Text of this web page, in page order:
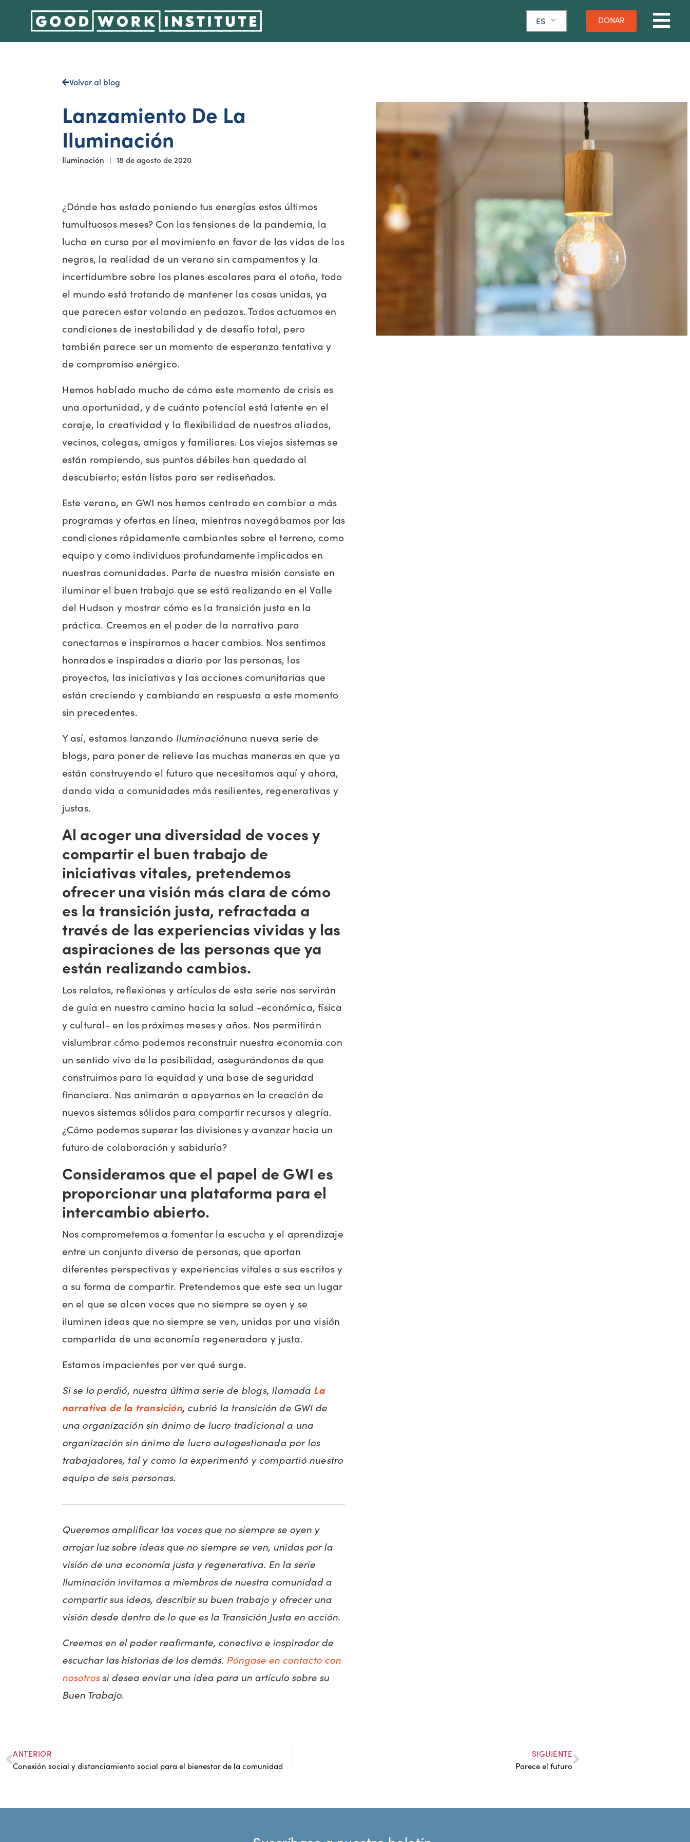
ES DONAR
Volver al blog
Lanzamiento De La
Iluminación
Iluminación | 18 de agosto de 2020
¿Dónde has estado poniendo tus energías estos últimos
tumultuosos meses? Con las tensiones de la pandemia, la
lucha en curso por el movimiento en favor de las vidas de los
negros, la realidad de un verano sin campamentos y la
incertidumbre sobre los planes escolares para el otoño, todo
el mundo está tratando de mantener las cosas unidas, ya
que parecen estar volando en pedazos. Todos actuamos en
condiciones de inestabilidad y de desafío total, pero
también parece ser un momento de esperanza tentativa y
de compromiso enérgico.
Hemos hablado mucho de cómo este momento de crisis es
una oportunidad, y de cuánto potencial está latente en el
coraje, la creatividad y la flexibilidad de nuestros aliados,
vecinos, colegas, amigos y familiares. Los viejos sistemas se
están rompiendo, sus puntos débiles han quedado al
descubierto; están listos para ser rediseñados.
Este verano, en GWI nos hemos centrado en cambiar a más
programas y ofertas en línea, mientras navegábamos por las
condiciones rápidamente cambiantes sobre el terreno, como
equipo y como individuos profundamente implicados en
nuestras comunidades. Parte de nuestra misión consiste en
iluminar el buen trabajo que se está realizando en el Valle
del Hudson y mostrar cómo es la transición justa en la
práctica. Creemos en el poder de la narrativa para
conectarnos e inspirarnos a hacer cambios. Nos sentimos
honrados e inspirados a diario por las personas, los
proyectos, las iniciativas y las acciones comunitarias que
están creciendo y cambiando en respuesta a este momento
sin precedentes.
Y así, estamos lanzando Iluminaciónuna nueva serie de
blogs, para poner de relieve las muchas maneras en que ya
están construyendo el futuro que necesitamos aquí y ahora,
dando vida a comunidades más resilientes, regenerativas y
justas.
Al acoger una diversidad de voces y
compartir el buen trabajo de
iniciativas vitales, pretendemos
ofrecer una visión más clara de cómo
es la transición justa, refractada a
través de las experiencias vividas y las
aspiraciones de las personas que ya
están realizando cambios.
Los relatos, reflexiones y artículos de esta serie nos servirán
de guía en nuestro camino hacia la salud -económica, física
y cultural- en los próximos meses y años. Nos permitirán
vislumbrar cómo podemos reconstruir nuestra economía con
un sentido vivo de la posibilidad, asegurándonos de que
construimos para la equidad y una base de seguridad
financiera. Nos animarán a apoyarnos en la creación de
nuevos sistemas sólidos para compartir recursos y alegría.
¿Cómo podemos superar las divisiones y avanzar hacia un
futuro de colaboración y sabiduría?
Consideramos que el papel de GWI es
proporcionar una plataforma para el
intercambio abierto.
Nos comprometemos a fomentar la escucha y el aprendizaje
entre un conjunto diverso de personas, que aportan
diferentes perspectivas y experiencias vitales a sus escritos y
a su forma de compartir. Pretendemos que este sea un lugar
en el que se alcen voces que no siempre se oyen y se
iluminen ideas que no siempre se ven, unidas por una visión
compartida de una economía regeneradora y justa.
Estamos impacientes por ver qué surge.
Si se lo perdió, nuestra última serie de blogs, llamada La
narrativa de la transición, cubrió la transición de GWI de
una organización sin ánimo de lucro tradicional a una
organización sin ánimo de lucro autogestionada por los
trabajadores, tal y como la experimentó y compartió nuestro
equipo de seis personas.
Queremos amplificar las voces que no siempre se oyen y
arrojar luz sobre ideas que no siempre se ven, unidas por la
visión de una economía justa y regenerativa. En la serie
Iluminación invitamos a miembros de nuestra comunidad a
compartir sus ideas, describir su buen trabajo y ofrecer una
visión desde dentro de lo que es la Transición Justa en acción.
Creemos en el poder reafirmante, conectivo e inspirador de
escuchar las historias de los demás. Póngase en contacto con
nosotrossi desea enviar una idea para un artículo sobre su
Buen Trabajo.
ANTERIOR
Conexión social y distanciamiento social para el bienestar de la comunidad
SIGUIENTE
Parece el futuro